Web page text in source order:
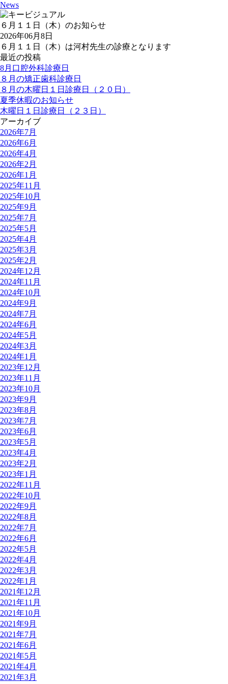
News
６月１１日（木）のお知らせ
2026年06月8日
６月１１日（木）は河村先生の診療となります
最近の投稿
8月口腔外科診療日
８月の矯正歯科診療日
８月の木曜日１日診療日（２０日）
夏季休暇のお知らせ
木曜日１日診療日（２３日）
アーカイブ
2026年7月
2026年6月
2026年4月
2026年2月
2026年1月
2025年11月
2025年10月
2025年9月
2025年7月
2025年5月
2025年4月
2025年3月
2025年2月
2024年12月
2024年11月
2024年10月
2024年9月
2024年7月
2024年6月
2024年5月
2024年3月
2024年1月
2023年12月
2023年11月
2023年10月
2023年9月
2023年8月
2023年7月
2023年6月
2023年5月
2023年4月
2023年2月
2023年1月
2022年11月
2022年10月
2022年9月
2022年8月
2022年7月
2022年6月
2022年5月
2022年4月
2022年3月
2022年1月
2021年12月
2021年11月
2021年10月
2021年9月
2021年7月
2021年6月
2021年5月
2021年4月
2021年3月